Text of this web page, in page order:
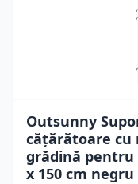
Outsunny
cățărătoare cu
grădină
x 150 cm